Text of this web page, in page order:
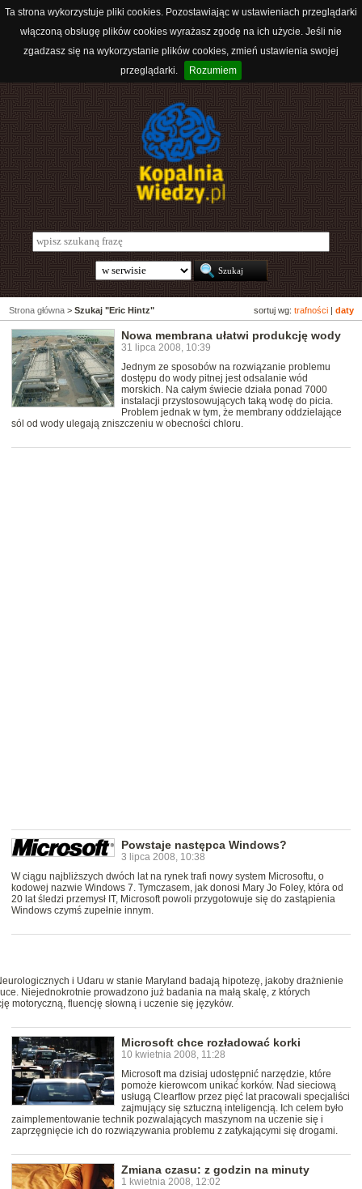
Ta strona wykorzystuje pliki cookies. Pozostawiając w ustawieniach przeglądarki
włączoną obsługę plików cookies wyrażasz zgodę na ich użycie. Jeśli nie
zgadzasz się na wykorzystanie plików cookies, zmień ustawienia swojej
przeglądarki.
Rozumiem
sortuj wg: trafności daty
Strona główna > Szukaj "Eric Hintz"
Nowa membrana ułatwi produkcję wody
31 lipca 2008, 10:39
Jednym ze sposobów na rozwiązanie problemu
dostępu do wody pitnej jest odsalanie wód
morskich. Na całym świecie działa ponad 7000
instalacji przystosowujących taką wodę do picia.
Problem jednak w tym, że membrany oddzielające
sól od wody ulegają zniszczeniu w obecności chloru.
Powstaje następca Windows?
3 lipca 2008, 10:38
W ciągu najbliższych dwóch lat na rynek trafi nowy system Microsoftu, o
kodowej nazwie Windows 7. Tymczasem, jak donosi Mary Jo Foley, która od
20 lat śledzi przemysł IT, Microsoft powoli przygotowuje się do zastąpienia
Windows czymś zupełnie innym.
i Udaru w stanie Maryland badają hipotezę, jakoby drażnienie
Niejednokrotnie prowadzono już badania na małą skalę, z których
motoryczną, fluencję słowną i uczenie się języków.
Microsoft chce rozładować korki
10 kwietnia 2008, 11:28
Microsoft ma dzisiaj udostępnić narzędzie, które
pomoże kierowcom unikać korków. Nad sieciową
usługą Clearflow przez pięć lat pracowali specjaliści
zajmujący się sztuczną inteligencją. Ich celem było
zaimplementowanie technik pozwalających maszynom na uczenie się i
zaprzęgnięcie ich do rozwiązywania problemu z zatykającymi się drogami.
Zmiana czasu: z godzin na minuty
1 kwietnia 2008, 12:02